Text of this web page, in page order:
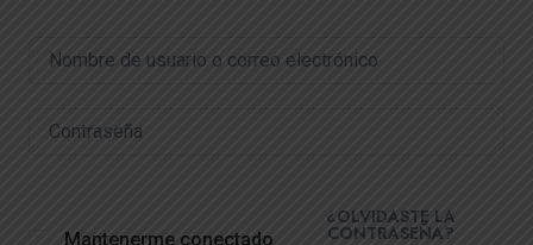
Mantenerme conectado
¿OLVIDASTE LA
CONTRASEÑA?